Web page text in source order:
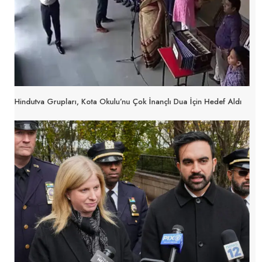
Hindutva Grupları, Kota Okulu’nu Çok İnançlı Dua İçin Hedef Aldı